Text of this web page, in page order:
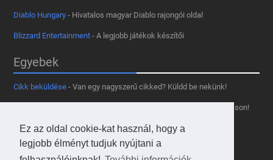
Ez az oldal cookie-kat használ, hogy a
legjobb élményt tudjuk nyújtani a
Diablo Hungary - Hivatalos magyar Diablo rajongói oldal
Blizzard Entertainment - A legjobb játékok készítői
Egyebek
Cikk beküldése - Van egy nagyszerű cikked? Küldd be nekünk!
- Tetszik az oldal? Segíts, hogy fennmaradhasson!
Kapcsolat, médiaajánlat- Lépj velünk kapcsolatba!
Használd a tooltipünket- A saját oldaladon is!